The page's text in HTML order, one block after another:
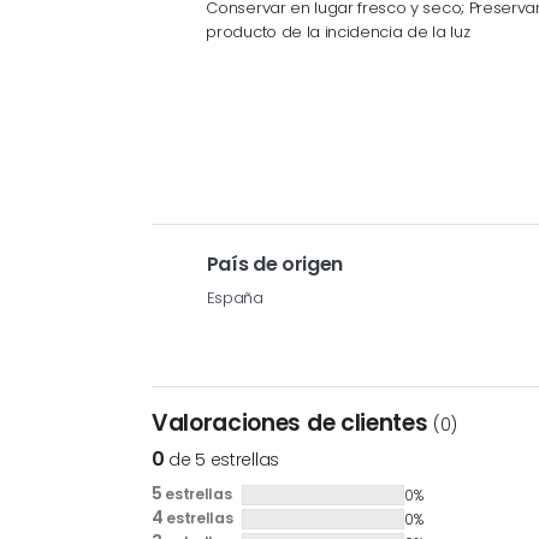
Conservar en lugar fresco y seco;
producto de la incidencia de la luz
País de origen
España
Valoraciones de clientes (0)
0 de 5 estrellas
5 estrellas 0%
4 estrellas 0%